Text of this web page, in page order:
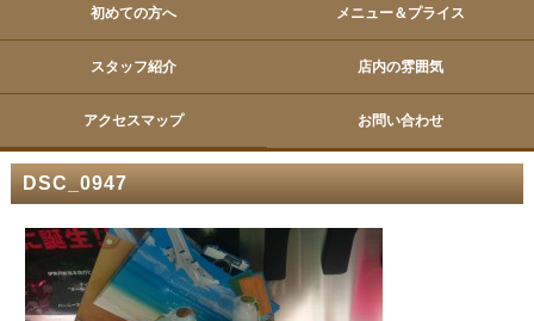
初めての方へ メニュー＆プライス
スタッフ紹介 店内の雰囲気
アクセスマップ お問い合わせ
DSC_0947